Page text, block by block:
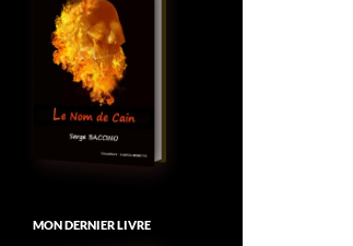
MON DERNIER LIVRE